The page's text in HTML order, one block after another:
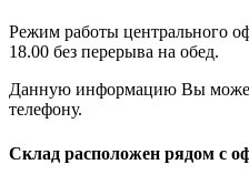
Режим работы центрального
18.00 без перерыва на обед.
Данную информацию Вы
телефону.
Склад расположен рядом с